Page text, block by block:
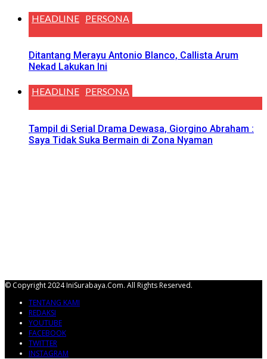
HEADLINE PERSONA
Ditantang Merayu Antonio Blanco, Callista Arum
Nekad Lakukan Ini
HEADLINE PERSONA
Tampil di Serial Drama Dewasa, Giorgino Abraham :
Saya Tidak Suka Bermain di Zona Nyaman
© Copyright 2024 IniSurabaya.com. All Rights Reserved.
TENTANG KAMI
REDAKSI
YOUTUBE
FACEBOOK
TWITTER
INSTAGRAM